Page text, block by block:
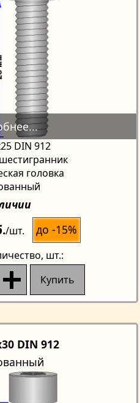
DIN 912
головка
/шт. до -15%
, шт.:
Купить
DIN 912